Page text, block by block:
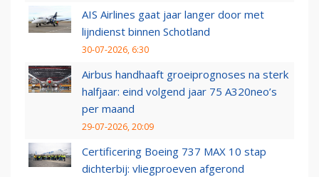
AIS Airlines gaat jaar langer door met
lijndienst binnen Schotland
30-07-2026, 6:30
Airbus handhaaft groeiprognoses na sterk
halfjaar: eind volgend jaar 75 A320neo’s
per maand
29-07-2026, 20:09
Certificering Boeing 737 MAX 10 stap
dichterbij: vliegproeven afgerond